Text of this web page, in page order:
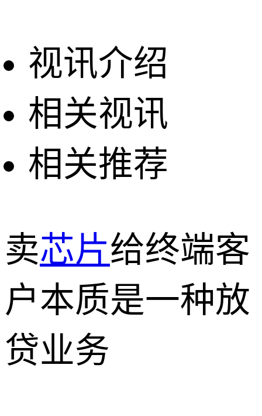
视讯介绍
相关视讯
相关推荐
卖芯片给终端客
户本质是一种放
贷业务